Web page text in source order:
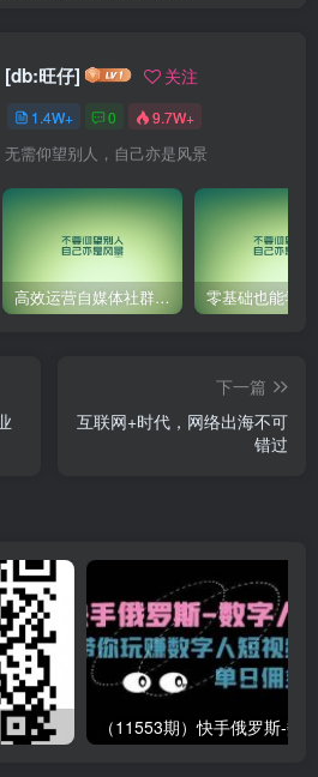
[db:旺仔] 关注
1.4W+ 0 9.7W+
无需仰望别人，自己亦是风景
高效运营自媒体社群，让内容更有价值！
下一篇
互联网+时代，网络出海不可
错过